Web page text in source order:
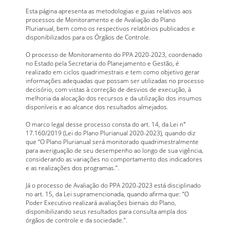
Esta página apresenta as metodologias e guias relativos aos
processos de Monitoramento e de Avaliação do Plano
Plurianual, bem como os respectivos relatórios publicados e
disponibilizados para os Órgãos de Controle.
O processo de Monitoramento do PPA 2020-2023, coordenado
no Estado pela Secretaria do Planejamento e Gestão, é
realizado em ciclos quadrimestrais e tem como objetivo gerar
informações adequadas que possam ser utilizadas no processo
decisório, com vistas à correção de desvios de execução, à
melhoria da alocação dos recursos e da utilização dos insumos
disponíveis e ao alcance dos resultados almejados.
O marco legal desse processo consta do art. 14, da Lei n°
17.160/2019 (Lei do Plano Plurianual 2020-2023), quando diz
que “O Plano Plurianual será monitorado quadrimestralmente
para averiguação de seu desempenho ao longo de sua vigência,
considerando as variações no comportamento dos indicadores
e as realizações dos programas.”.
Já o processo de Avaliação do PPA 2020-2023 está disciplinado
no art. 15, da Lei supramencionada, quando afirma que: “O
Poder Executivo realizará avaliações bienais do Plano,
disponibilizando seus resultados para consulta ampla dos
órgãos de controle e da sociedade.”.